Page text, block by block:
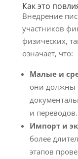
Как это
Внедрение
участников
физических,
означает, что:
Малые и
они должны
и переводов.
Импорт и
более
этапов